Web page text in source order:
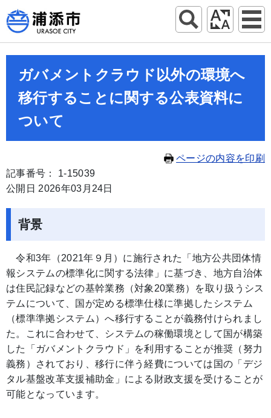
ガバメントクラウド以外の環境へ
移行することに関する公表資料に
ついて
ページの内容を印刷
記事番号： 1-15039
公開日 2026年03月24日
背景
令和3年（2021年９月）に施行された「地方公共団体情
報システムの標準化に関する法律」に基づき、地方自治体
は住民記録などの基幹業務（対象20業務）を取り扱うシス
テムについて、国が定める標準仕様に準拠したシステム
（標準準拠システム）へ移行することが義務付けられまし
た。これに合わせて、システムの稼働環境として国が構築
した「ガバメントクラウド」を利用することが推奨（努力
義務）されており、移行に伴う経費については国の「デジ
タル基盤改革支援補助金」による財政支援を受けることが
可能となっています。